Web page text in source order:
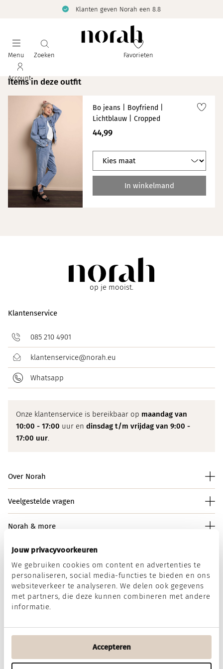
Jouw privacyvoorkeuren
We gebruiken cookies om content en advertenties te
personaliseren, social media-functies te bieden en ons
websiteverkeer te analyseren. We delen ook gegevens
met partners, die deze kunnen combineren met andere
informatie.
Accepteren
Klanten geven Norah een 8.8
Menu Zoeken Favorieten
Account
Items in deze outfit
Bo jeans | Boyfriend |
Lichtblauw | Cropped
44,99
In winkelmand
op je mooist.
Klantenservice
085 210 4901
klantenservice@norah.eu
Whatsapp
Onze klantenservice is bereikbaar op maandag van
10:00 - 17:00 uur en dinsdag t/m vrijdag van 9:00 -
17:00 uur.
Over Norah
Veelgestelde vragen
Norah & more
Norah op social media